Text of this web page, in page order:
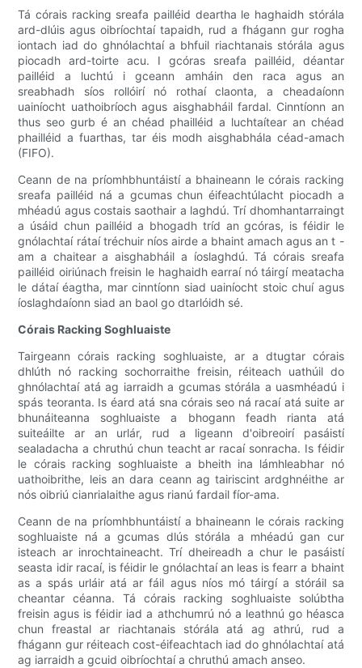
Tá córais racking sreafa pailléid deartha le haghaidh stórála
ard-dlúis agus oibríochtaí tapaidh, rud a fhágann gur rogha
iontach iad do ghnólachtaí a bhfuil riachtanais stórála agus
piocadh ard-toirte acu. I gcóras sreafa pailléid, déantar
pailléid a luchtú i gceann amháin den raca agus an
sreabhadh síos rollóirí nó rothaí claonta, a cheadaíonn
uainíocht uathoibríoch agus aisghabháil fardal. Cinntíonn an
thus seo gurb é an chéad phailléid a luchtaítear an chéad
phailléid a fuarthas, tar éis modh aisghabhála céad-amach
(FIFO).
Ceann de na príomhbhuntáistí a bhaineann le córais racking
sreafa pailléid ná a gcumas chun éifeachtúlacht piocadh a
mhéadú agus costais saothair a laghdú. Trí dhomhantarraingt
a úsáid chun pailléid a bhogadh tríd an gcóras, is féidir le
gnólachtaí rátaí tréchuir níos airde a bhaint amach agus an t -
am a chaitear a aisghabháil a íoslaghdú. Tá córais sreafa
pailléid oiriúnach freisin le haghaidh earraí nó táirgí meatacha
le dátaí éagtha, mar cinntíonn siad uainíocht stoic chuí agus
íoslaghdaíonn siad an baol go dtarlóidh sé.
Córais Racking Soghluaiste
Tairgeann córais racking soghluaiste, ar a dtugtar córais
dhlúth nó racking sochorraithe freisin, réiteach uathúil do
ghnólachtaí atá ag iarraidh a gcumas stórála a uasmhéadú i
spás teoranta. Is éard atá sna córais seo ná racaí atá suite ar
bhunáiteanna soghluaiste a bhogann feadh rianta atá
suiteáilte ar an urlár, rud a ligeann d'oibreoirí pasáistí
sealadacha a chruthú chun teacht ar racaí sonracha. Is féidir
le córais racking soghluaiste a bheith ina lámhleabhar nó
uathoibrithe, leis an dara ceann ag tairiscint ardghnéithe ar
nós oibriú cianrialaithe agus rianú fardail fíor-ama.
Ceann de na príomhbhuntáistí a bhaineann le córais racking
soghluaiste ná a gcumas dlús stórála a mhéadú gan cur
isteach ar inrochtaineacht. Trí dheireadh a chur le pasáistí
seasta idir racaí, is féidir le gnólachtaí an leas is fearr a bhaint
as a spás urláir atá ar fáil agus níos mó táirgí a stóráil sa
cheantar céanna. Tá córais racking soghluaiste solúbtha
freisin agus is féidir iad a athchumrú nó a leathnú go héasca
chun freastal ar riachtanais stórála atá ag athrú, rud a
fhágann gur réiteach cost-éifeachtach iad do ghnólachtaí atá
ag iarraidh a gcuid oibríochtaí a chruthú amach anseo.